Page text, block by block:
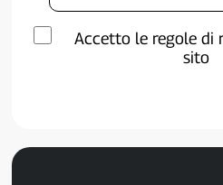
Accetto le regole di
sito